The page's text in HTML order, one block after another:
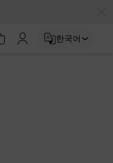
한국어